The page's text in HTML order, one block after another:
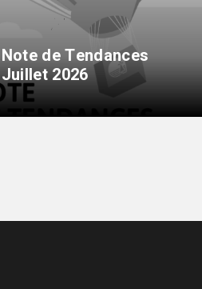
Note de Tendances
Juillet 2026